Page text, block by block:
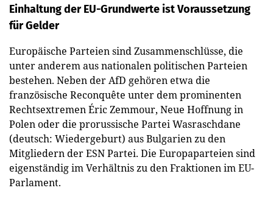
Einhaltung der EU-Grundwerte ist Voraussetzung
für Gelder
Europäische Parteien sind Zusammenschlüsse, die
unter anderem aus nationalen politischen Parteien
bestehen. Neben der AfD gehören etwa die
französische Reconquête unter dem prominenten
Rechtsextremen Éric Zemmour, Neue Hoffnung in
Polen oder die prorussische Partei Wasraschdane
(deutsch: Wiedergeburt) aus Bulgarien zu den
Mitgliedern der ESN Partei. Die Europaparteien sind
eigenständig im Verhältnis zu den Fraktionen im EU-
Parlament.